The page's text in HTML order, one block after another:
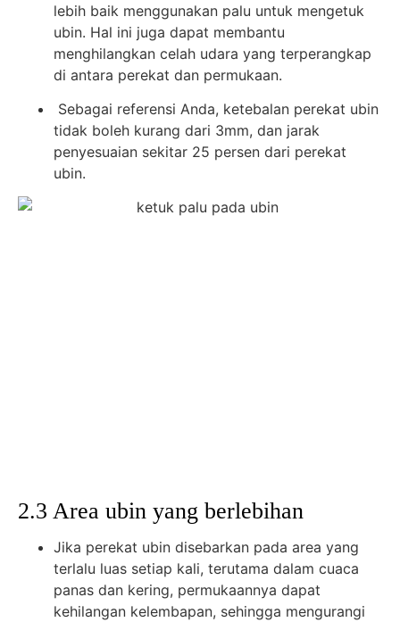
lebih baik menggunakan palu untuk mengetuk
ubin. Hal ini juga dapat membantu
menghilangkan celah udara yang terperangkap
di antara perekat dan permukaan.
Sebagai referensi Anda, ketebalan perekat ubin
tidak boleh kurang dari 3mm, dan jarak
penyesuaian sekitar 25 persen dari perekat
ubin.
2.3 Area ubin yang berlebihan
Jika perekat ubin disebarkan pada area yang
terlalu luas setiap kali, terutama dalam cuaca
panas dan kering, permukaannya dapat
kehilangan kelembapan, sehingga mengurangi